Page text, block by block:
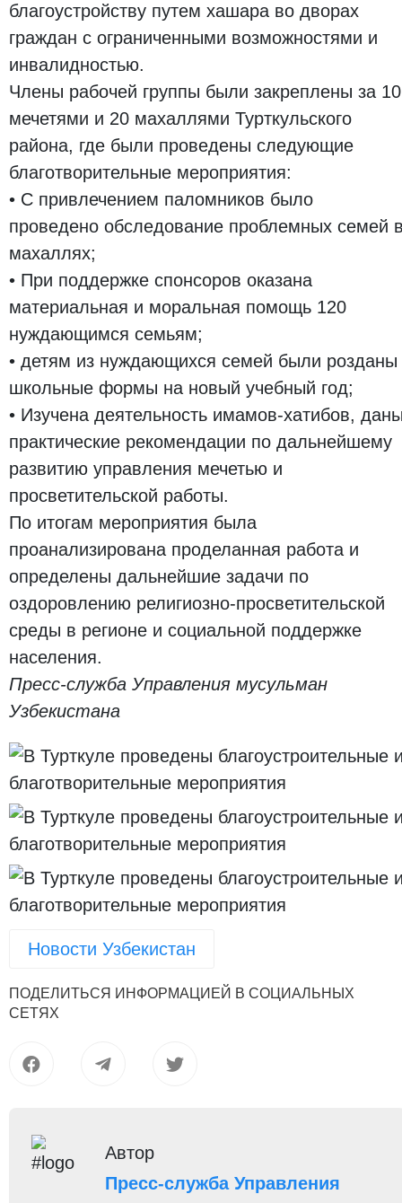
благоустройству путем хашара во дворах
граждан с ограниченными возможностями и
инвалидностью.
Члены рабочей группы были закреплены за 10
мечетями и 20 махаллями Турткульского
района, где были проведены следующие
благотворительные мероприятия:
• С привлечением паломников было
проведено обследование проблемных семей
махаллях;
• При поддержке спонсоров оказана
материальная и моральная помощь 120
нуждающимся семьям;
• детям из нуждающихся семей были розданы
школьные формы на новый учебный год;
• Изучена деятельность имамов-хатибов,
практические рекомендации по дальнейшему
развитию управления мечетью и
просветительской работы.
По итогам мероприятия была
проанализирована проделанная работа и
определены дальнейшие задачи по
оздоровлению религиозно-просветительской
среды в регионе и социальной поддержке
населения.
Пресс-служба Управления мусульман
Узбекистана
Новости Узбекистан
ПОДЕЛИТЬСЯ ИНФОРМАЦИЕЙ В СОЦИАЛЬНЫХ
СЕТЯХ
Автор
Пресс-служба Управления